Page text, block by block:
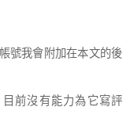
號我會附加在本文的後
前沒有能力為它寫評